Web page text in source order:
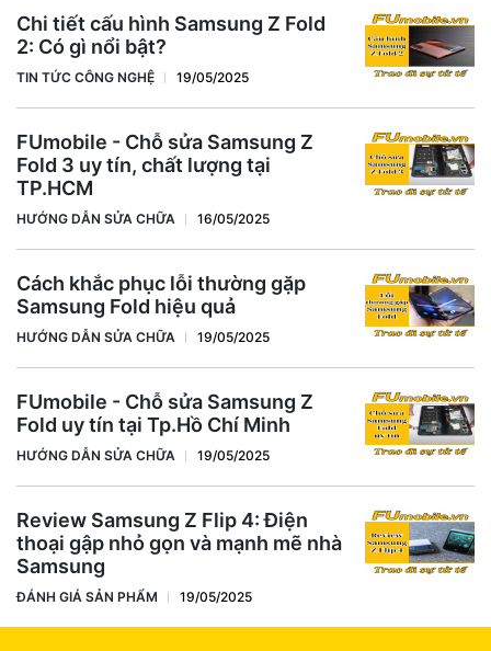
Chi tiết cấu hình Samsung Z Fold
2: Có gì nổi bật?
TIN TỨC CÔNG NGHỆ 19/05/2025
FUmobile - Chỗ sửa Samsung Z
Fold 3 uy tín, chất lượng tại
TP.HCM
HƯỚNG DẪN SỬA CHỮA 16/05/2025
Cách khắc phục lỗi thường gặp
Samsung Fold hiệu quả
HƯỚNG DẪN SỬA CHỮA 19/05/2025
FUmobile - Chỗ sửa Samsung Z
Fold uy tín tại Tp.Hồ Chí Minh
HƯỚNG DẪN SỬA CHỮA 19/05/2025
Review Samsung Z Flip 4: Điện
thoại gập nhỏ gọn và mạnh mẽ nhà
Samsung
ĐÁNH GIÁ SẢN PHẨM 19/05/2025